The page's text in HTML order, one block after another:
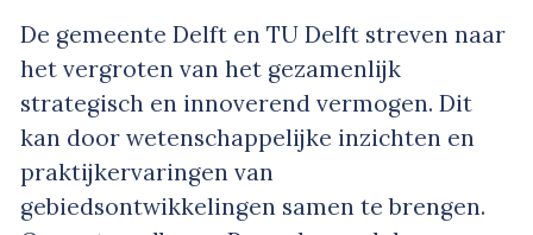
De gemeente Delft en TU Delft streven naar
het vergroten van het gezamenlijk
strategisch en innoverend vermogen. Dit
kan door wetenschappelijke inzichten en
praktijkervaringen van
gebiedsontwikkelingen samen te brengen.